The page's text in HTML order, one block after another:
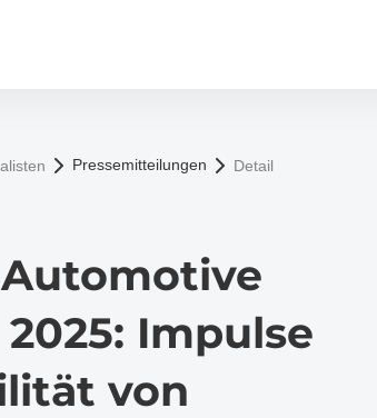
Pressemitteilungen Detail
​Impulse
von